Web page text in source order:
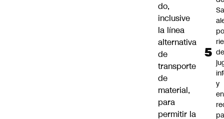
do,
inclusive
la línea
alternativa
de
transporte
de
material,
para
permitir la
de
y